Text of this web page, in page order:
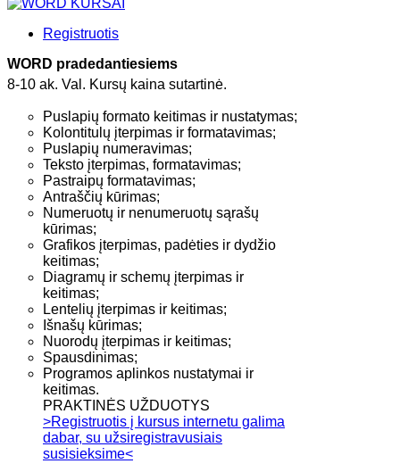
Registruotis
WORD pradedantiesiems
8-10 ak. Val. Kursų kaina sutartinė.
Puslapių formato keitimas ir nustatymas;
Kolontitulų įterpimas ir formatavimas;
Puslapių numeravimas;
Teksto įterpimas, formatavimas;
Pastraipų formatavimas;
Antraščių kūrimas;
Numeruotų ir nenumeruotų sąrašų
kūrimas;
Grafikos įterpimas, padėties ir dydžio
keitimas;
Diagramų ir schemų įterpimas ir
keitimas;
Lentelių įterpimas ir keitimas;
Išnašų kūrimas;
Nuorodų įterpimas ir keitimas;
Spausdinimas;
Programos aplinkos nustatymai ir
keitimas.
PRAKTINĖS UŽDUOTYS
>Registruotis į kursus internetu galima
dabar, su užsiregistravusiais
susisieksime<